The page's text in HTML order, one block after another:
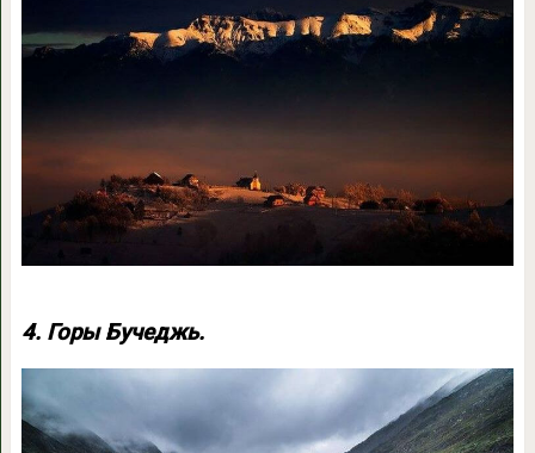
4. Горы Бучеджь.